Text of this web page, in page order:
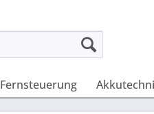
Fernsteuerung